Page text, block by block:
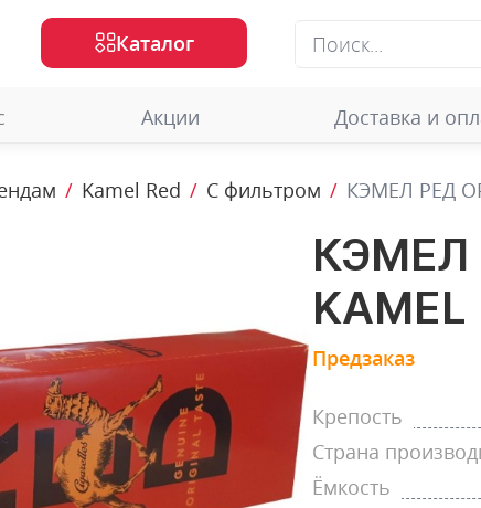
Акции Доставка и
Каталог
Kamel Red С фильтром КЭМЕЛ РЕД
KAMEL
Предзаказ
Крепость
Страна
Ёмкость